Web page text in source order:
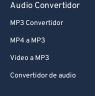
Audio Convertidor
MP3 Convertidor
MP4 a MP3
Video a MP3
Convertidor de audio